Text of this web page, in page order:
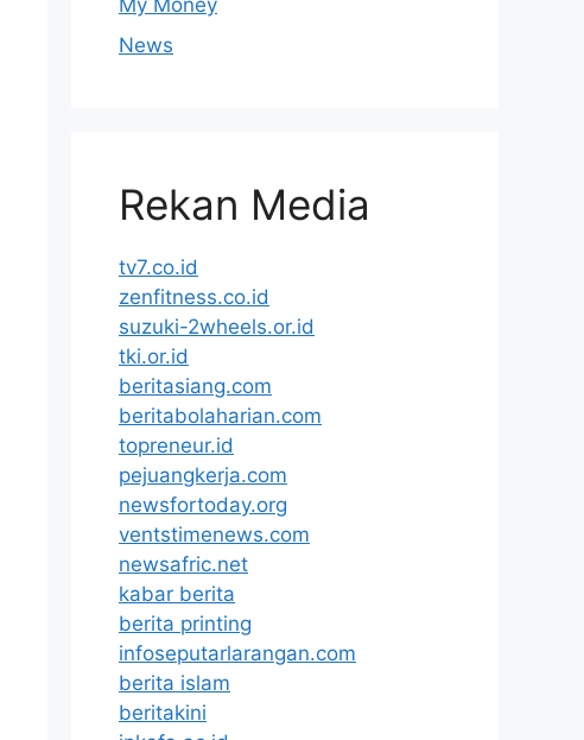
My Money
News
Rekan Media
tv7.co.id
zenfitness.co.id
suzuki-2wheels.or.id
tki.or.id
beritasiang.com
beritabolaharian.com
topreneur.id
pejuangkerja.com
newsfortoday.org
ventstimenews.com
newsafric.net
kabar berita
berita printing
infoseputarlarangan.com
berita islam
beritakini